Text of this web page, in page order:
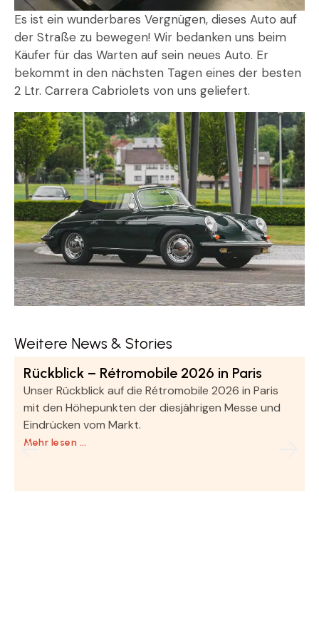
Es ist ein wunderbares Vergnügen, dieses Auto auf
der Straße zu bewegen! Wir bedanken uns beim
Käufer für das Warten auf sein neues Auto. Er
bekommt in den nächsten Tagen eines der besten
2 Ltr. Carrera Cabriolets von uns geliefert.
Weitere News & Stories
Rückblick – Rétromobile 2026 in Paris
Unser Rückblick auf die Rétromobile 2026 in Paris
mit den Höhepunkten der diesjährigen Messe und
Eindrücken vom Markt.
Mehr lesen …